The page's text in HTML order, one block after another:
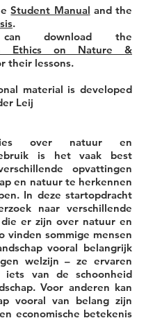
Student Manual and the
.
can download the
Ethics on Nature &
their lessons.
material is developed
Leij
over natuur en
is het vaak best
opvattingen
en natuur te herkennen
In deze startopdracht
naar verschillende
er zijn over natuur en
vinden sommige mensen
vooral belangrijk
welzijn – ze ervaren
iets van de schoonheid
Voor anderen kan
vooral van belang zijn
economische betekenis